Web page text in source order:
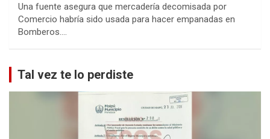
Una fuente asegura que mercadería decomisada por
Comercio habría sido usada para hacer empanadas en
Bomberos.…
Tal vez te lo perdiste